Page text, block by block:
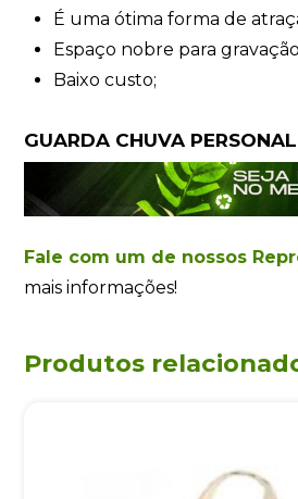
É uma ótima forma de
Espaço nobre para
Baixo custo;
GUARDA CHUVA
Fale com um de nossos
mais informações!
Produtos